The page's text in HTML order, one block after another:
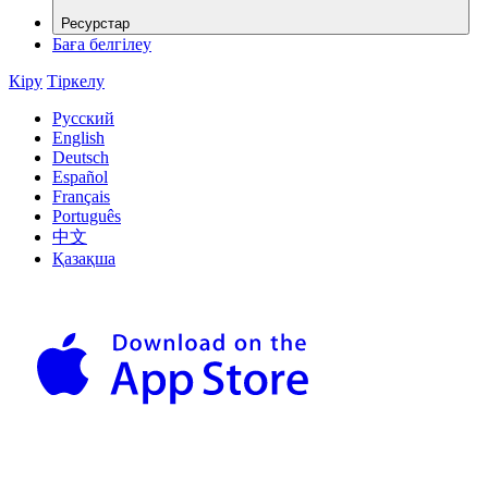
Ресурстар
Баға белгілеу
Кіру Тіркелу
Русский
English
Deutsch
Español
Français
Português
中文
Қазақша